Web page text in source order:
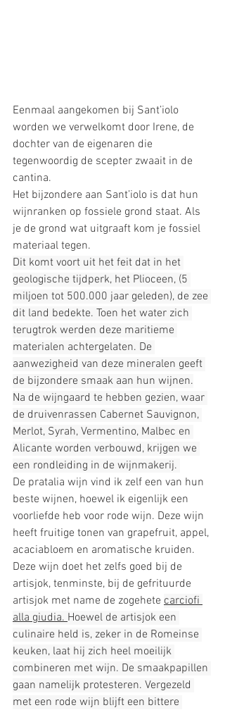
Eenmaal aangekomen bij Sant’iolo
worden we verwelkomt door Irene, de
dochter van de eigenaren die
tegenwoordig de scepter zwaait in de
cantina.
Het bijzondere aan Sant’iolo is dat hun
wijnranken op fossiele grond staat. Als
je de grond wat uitgraaft kom je fossiel
materiaal tegen.
Dit komt voort uit het feit dat in het
geologische tijdperk, het Plioceen, (5
miljoen tot 500.000 jaar geleden), de zee
dit land bedekte. Toen het water zich
terugtrok werden deze maritieme
materialen achtergelaten. De
aanwezigheid van deze mineralen geeft
de bijzondere smaak aan hun wijnen.
Na de wijngaard te hebben gezien, waar
de druivenrassen Cabernet Sauvignon,
Merlot, Syrah, Vermentino, Malbec en
Alicante worden verbouwd, krijgen we
een rondleiding in de wijnmakerij.
De pratalia wijn vind ik zelf een van hun
beste wijnen, hoewel ik eigenlijk een
voorliefde heb voor rode wijn. Deze wijn
heeft fruitige tonen van grapefruit, appel,
acaciabloem en aromatische kruiden.
Deze wijn doet het zelfs goed bij de
artisjok, tenminste, bij de gefrituurde
artisjok met name de zogehete carciofi
alla giudia. Hoewel de artisjok een
culinaire held is, zeker in de Romeinse
keuken, laat hij zich heel moeilijk
combineren met wijn. De smaakpapillen
gaan namelijk protesteren. Vergezeld
met een rode wijn blijft een bittere